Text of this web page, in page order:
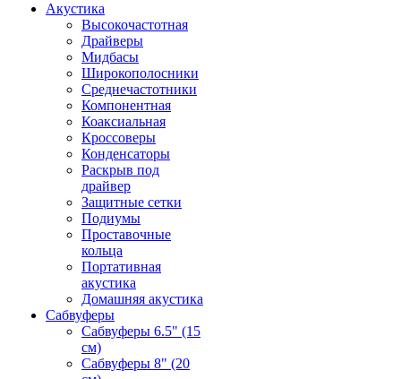
Акустика
Высокочастотная
Драйверы
Мидбасы
Широкополосники
Среднечастотники
Компонентная
Коаксиальная
Кроссоверы
Конденсаторы
Раскрыв под
драйвер
Защитные сетки
Подиумы
Проставочные
кольца
Портативная
акустика
Домашняя акустика
Сабвуферы
Сабвуферы 6.5" (15
см)
Сабвуферы 8" (20